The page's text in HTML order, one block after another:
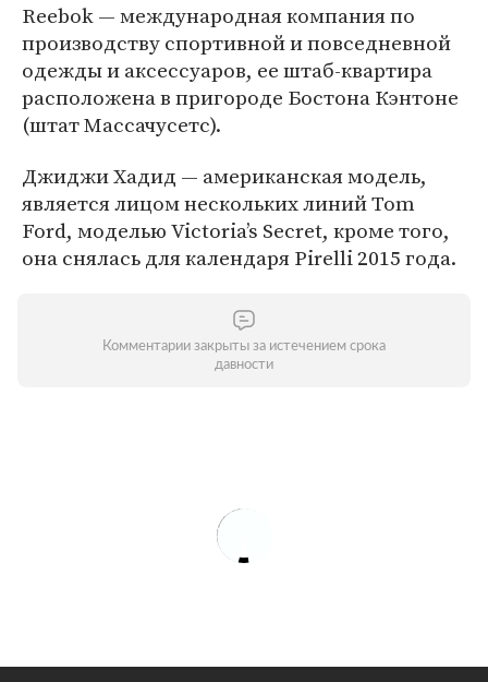
Reebok — международная компания по
производству спортивной и повседневной
одежды и аксессуаров, ее штаб-квартира
расположена в пригороде Бостона Кэнтоне
(штат Массачусетс).
Джиджи Хадид — американская модель,
является лицом нескольких линий Tom
Ford, моделью Victoria’s Secret, кроме того,
она снялась для календаря Pirelli 2015 года.
Комментарии закрыты за истечением срока
давности